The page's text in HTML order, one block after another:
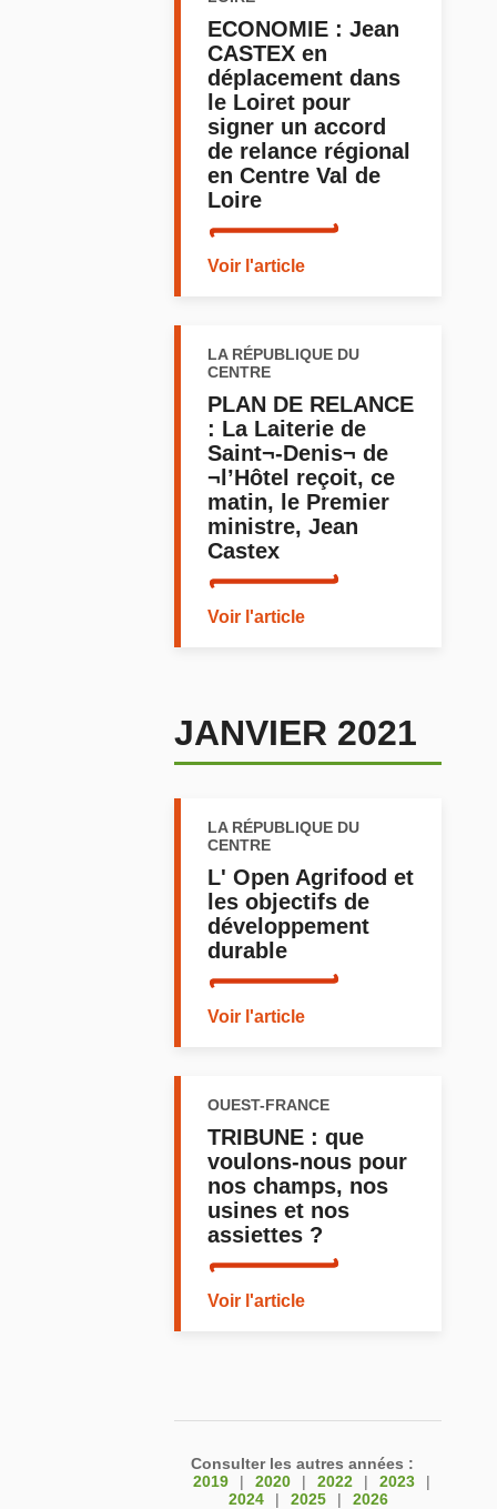
ECONOMIE : Jean
CASTEX en
déplacement dans
le Loiret pour
signer un accord
de relance régional
en Centre Val de
Loire
Voir l'article
LA RÉPUBLIQUE DU
CENTRE
PLAN DE RELANCE
: La Laiterie de
Saint¬-Denis¬ de
¬l’Hôtel reçoit, ce
matin, le Premier
ministre, Jean
Castex
Voir l'article
JANVIER 2021
LA RÉPUBLIQUE DU
CENTRE
L' Open Agrifood et
les objectifs de
développement
durable
Voir l'article
OUEST-FRANCE
TRIBUNE : que
voulons-nous pour
nos champs, nos
usines et nos
assiettes ?
Voir l'article
Consulter les autres années :
2019
| 2020 | 2022 | 2023
|
2024
| 2025 | 2026